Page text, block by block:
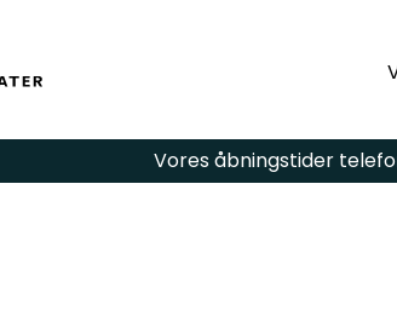
Vores åbningstider
Har du